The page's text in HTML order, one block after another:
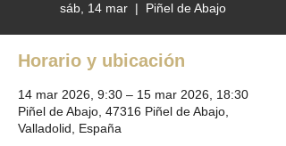
sáb, 14 mar
  |
Piñel de Abajo
Horario y ubicación
14 mar 2026, 9:30 – 15 mar 2026, 18:30
Piñel de Abajo, 47316 Piñel de Abajo,
Valladolid, España